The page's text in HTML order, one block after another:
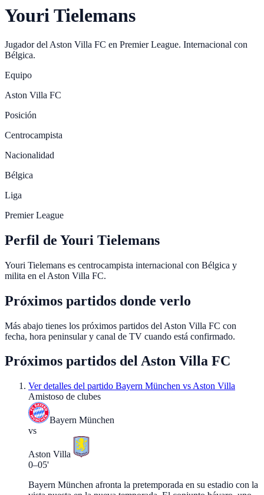
Youri Tielemans
Jugador del Aston Villa FC en Premier League. Internacional con
Bélgica.
Equipo
Aston Villa FC
Posición
Centrocampista
Nacionalidad
Bélgica
Liga
Premier League
Perfil de Youri Tielemans
Youri Tielemans es centrocampista internacional con Bélgica y
milita en el Aston Villa FC.
Próximos partidos donde verlo
Más abajo tienes los próximos partidos del Aston Villa FC con
fecha, hora peninsular y canal de TV cuando está confirmado.
Próximos partidos delAston Villa FC
Ver detalles del partido Bayern München vs Aston Villa
Amistoso de clubes
Bayern München
vs
Aston Villa
0–05'
Bayern München afronta la pretemporada en su estadio con la